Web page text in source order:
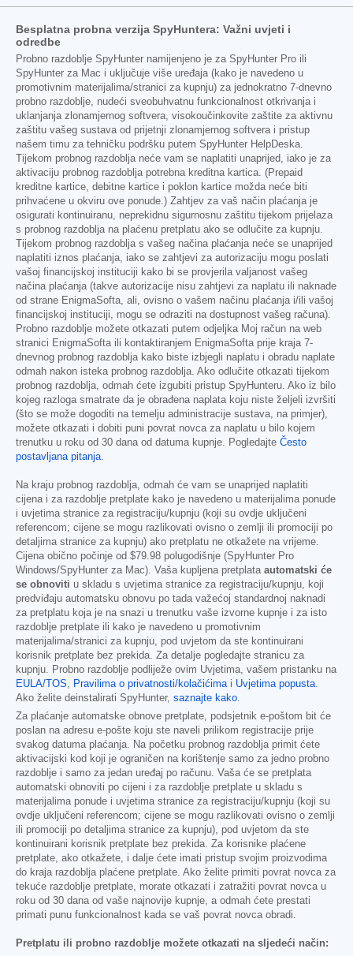
Besplatna probna verzija SpyHuntera: Važni uvjeti i
odredbe
Probno razdoblje SpyHunter namijenjeno je za SpyHunter Pro ili
SpyHunter za Mac i uključuje više uređaja (kako je navedeno u
promotivnim materijalima/stranici za kupnju) za jednokratno 7-dnevno
probno razdoblje, nudeći sveobuhvatnu funkcionalnost otkrivanja i
uklanjanja zlonamjernog softvera, visokoučinkovite zaštite za aktivnu
zaštitu vašeg sustava od prijetnji zlonamjernog softvera i pristup
našem timu za tehničku podršku putem SpyHunter HelpDeska.
Tijekom probnog razdoblja neće vam se naplatiti unaprijed, iako je za
aktivaciju probnog razdoblja potrebna kreditna kartica. (Prepaid
kreditne kartice, debitne kartice i poklon kartice možda neće biti
prihvaćene u okviru ove ponude.) Zahtjev za vaš način plaćanja je
osigurati kontinuiranu, neprekidnu sigurnosnu zaštitu tijekom prijelaza
s probnog razdoblja na plaćenu pretplatu ako se odlučite za kupnju.
Tijekom probnog razdoblja s vašeg načina plaćanja neće se unaprijed
naplatiti iznos plaćanja, iako se zahtjevi za autorizaciju mogu poslati
vašoj financijskoj instituciji kako bi se provjerila valjanost vašeg
načina plaćanja (takve autorizacije nisu zahtjevi za naplatu ili naknade
od strane EnigmaSofta, ali, ovisno o vašem načinu plaćanja i/ili vašoj
financijskoj instituciji, mogu se odraziti na dostupnost vašeg računa).
Probno razdoblje možete otkazati putem odjeljka Moj račun na web
stranici EnigmaSofta ili kontaktiranjem EnigmaSofta prije kraja 7-
dnevnog probnog razdoblja kako biste izbjegli naplatu i obradu naplate
odmah nakon isteka probnog razdoblja. Ako odlučite otkazati tijekom
probnog razdoblja, odmah ćete izgubiti pristup SpyHunteru. Ako iz bilo
kojeg razloga smatrate da je obrađena naplata koju niste željeli izvršiti
(što se može dogoditi na temelju administracije sustava, na primjer),
možete otkazati i dobiti puni povrat novca za naplatu u bilo kojem
trenutku u roku od 30 dana od datuma kupnje. Pogledajte Često
postavljana pitanja
Na kraju probnog razdoblja, odmah će vam se unaprijed naplatiti
cijena i za razdoblje pretplate kako je navedeno u materijalima ponude
i uvjetima stranice za registraciju/kupnju (koji su ovdje uključeni
referencom; cijene se mogu razlikovati ovisno o zemlji ili promociji po
detaljima stranice za kupnju) ako pretplatu ne otkažete na vrijeme.
Cijena obično počinje od $79.98 polugodišnje (SpyHunter Pro
Windows/SpyHunter za Mac). Vaša kupljena pretplata automatski će
se obnoviti u skladu s uvjetima stranice za registraciju/kupnju, koji
predviđaju automatsku obnovu po tada važećoj standardnoj naknadi
za pretplatu koja je na snazi u trenutku vaše izvorne kupnje i za isto
razdoblje pretplate ili kako je navedeno u promotivnim
materijalima/stranici za kupnju, pod uvjetom da ste kontinuirani
korisnik pretplate bez prekida. Za detalje pogledajte stranicu za
kupnju. Probno razdoblje podliježe ovim Uvjetima, vašem pristanku na
EULA/TOS
Pravilima o privatnosti/kolačićima i Uvjetima popusta
Ako želite deinstalirati SpyHunter, saznajte kako
Za plaćanje automatske obnove pretplate, podsjetnik e-poštom bit će
poslan na adresu e-pošte koju ste naveli prilikom registracije prije
svakog datuma plaćanja. Na početku probnog razdoblja primit ćete
aktivacijski kod koji je ograničen na korištenje samo za jedno probno
razdoblje i samo za jedan uređaj po računu. Vaša će se pretplata
automatski obnoviti po cijeni i za razdoblje pretplate u skladu s
materijalima ponude i uvjetima stranice za registraciju/kupnju (koji su
ovdje uključeni referencom; cijene se mogu razlikovati ovisno o zemlji
ili promociji po detaljima stranice za kupnju), pod uvjetom da ste
kontinuirani korisnik pretplate bez prekida. Za korisnike plaćene
pretplate, ako otkažete, i dalje ćete imati pristup svojim proizvodima
do kraja razdoblja plaćene pretplate. Ako želite primiti povrat novca za
tekuće razdoblje pretplate, morate otkazati i zatražiti povrat novca u
roku od 30 dana od vaše najnovije kupnje, a odmah ćete prestati
primati punu funkcionalnost kada se vaš povrat novca obradi.
Pretplatu ili probno razdoblje možete otkazati na sljedeći način: